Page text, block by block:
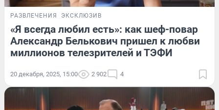
РАЗВЛЕЧЕНИЯ ЭКСКЛЮЗИВ
«Я всегда любил есть»: как шеф-повар
Александр Белькович пришел к любви
миллионов телезрителей и ТЭФИ
20 декабря, 2025, 15:00 2 902 4